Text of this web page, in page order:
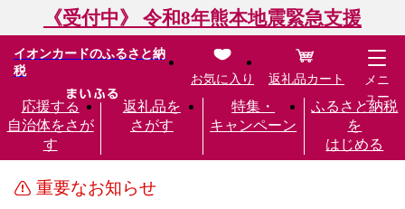
《受付中》 令和8年熊本地震緊急支援
イオンカードのふるさと納
税
応援する
自治体をさが
す
返礼品を
さがす
特集・
キャンペーン
ふるさと納税
を
はじめる
お気に入り 返礼品カート
メニ
ュー
重要なお知らせ